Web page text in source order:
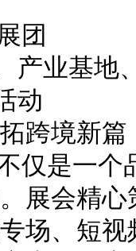
团
产业基地
动
跨境新篇
仅是一
展会精
场、短